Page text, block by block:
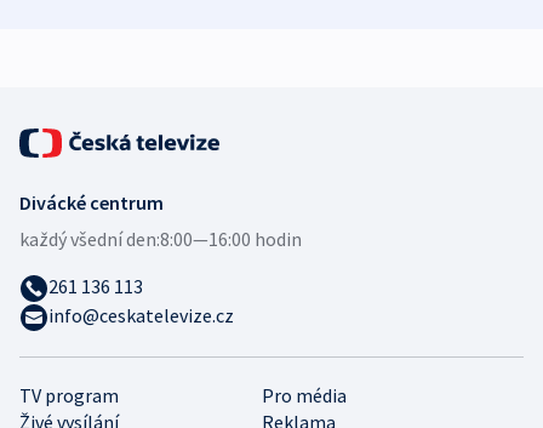
TV program
Pro média
Živé vysílání
Reklama
Divácké centrum
každý všední den:8:00—16:00 hodin
261 136 113
info@ceskatelevize.cz